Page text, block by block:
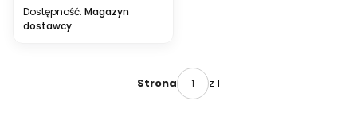
Dostępność: Magazyn
dostawcy
Strona z 1